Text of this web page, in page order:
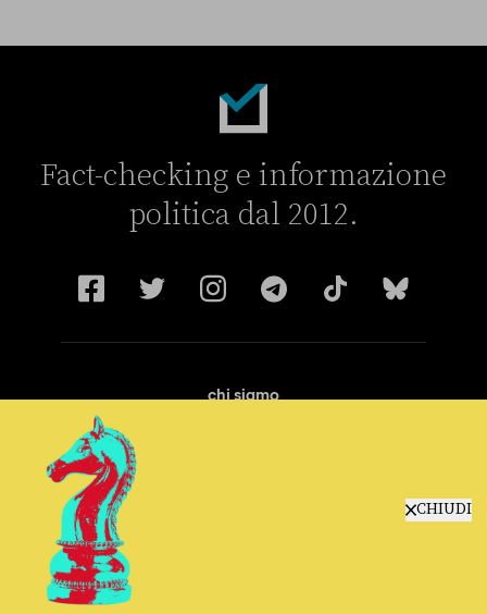
CHIUDI
Fact-checking e informazione
politica dal 2012.
chi siamo